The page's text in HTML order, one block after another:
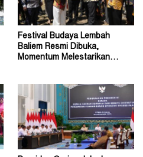
Festival Budaya Lembah
Baliem Resmi Dibuka,
Momentum Melestarikan